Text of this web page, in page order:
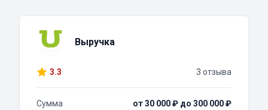
Выручка
3.3 3 отзыва
Сумма
от 30 000 ₽ до 300 000 ₽